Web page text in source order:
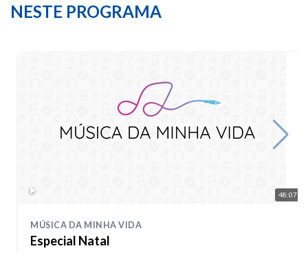
NESTE PROGRAMA
48:07
MÚSICA DA MINHA VIDA
Especial Natal